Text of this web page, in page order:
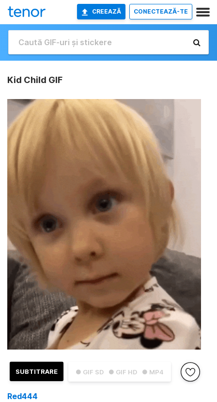
CREEAZĂ CONECTEAZĂ-TE
Kid Child GIF
● GIF SD ● GIF HD ● MP4
SUBTITRARE
Red444